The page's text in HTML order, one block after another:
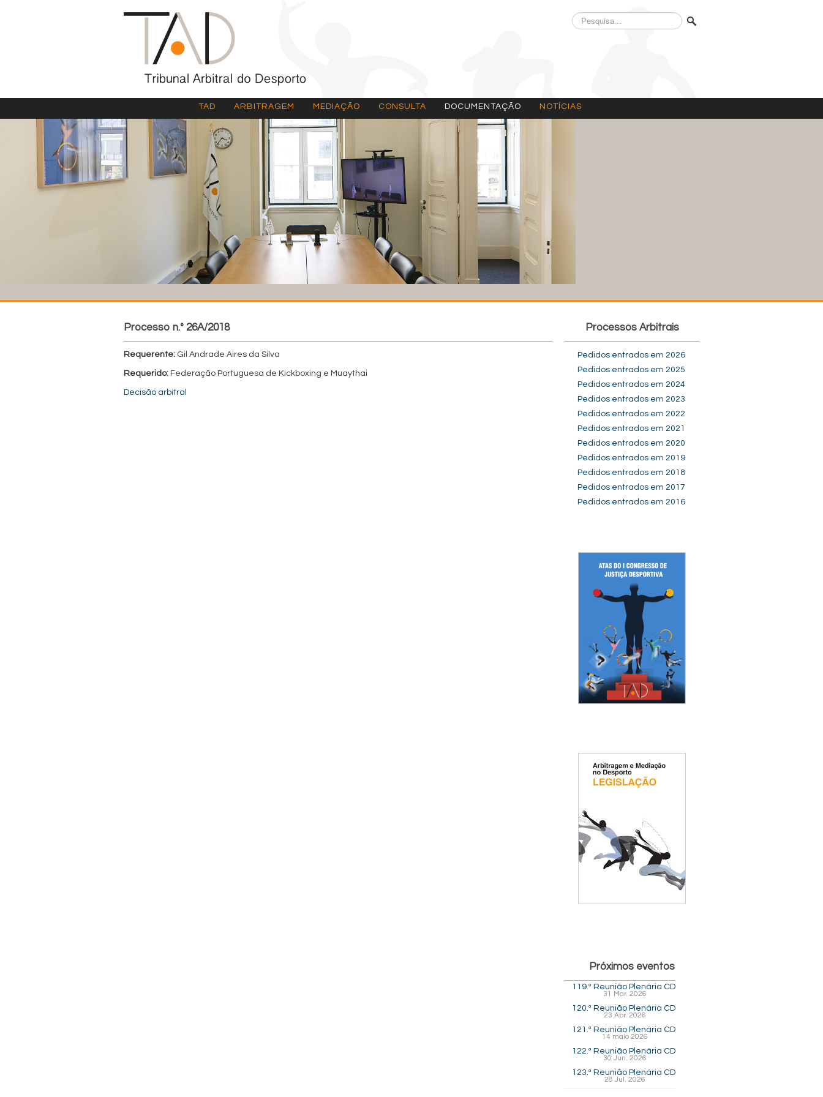
Pesquisa...
TAD ARBITRAGEM MEDIAÇÃO CONSULTA DOCUMENTAÇÃO NOTÍCIAS
Processo n.º 26A/2018
Requerente: Gil Andrade Aires da Silva
Requerido: Federação Portuguesa de Kickboxing e Muaythai
Decisão arbitral
Processos Arbitrais
Pedidos entrados em 2026
Pedidos entrados em 2025
Pedidos entrados em 2024
Pedidos entrados em 2023
Pedidos entrados em 2022
Pedidos entrados em 2021
Pedidos entrados em 2020
Pedidos entrados em 2019
Pedidos entrados em 2018
Pedidos entrados em 2017
Pedidos entrados em 2016
Próximos eventos
119.ª Reunião Plenária CD
31 Mar. 2026
120.ª Reunião Plenária CD
23 Abr. 2026
121.ª Reunião Plenária CD
14 maio 2026
122.ª Reunião Plenária CD
30 Jun. 2026
123.ª Reunião Plenária CD
28 Jul. 2026